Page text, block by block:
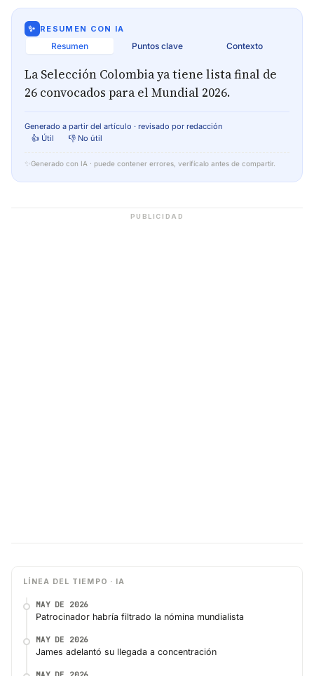
✨ RESUMEN CON IA
Resumen Puntos clave Contexto
La Selección Colombia ya tiene lista final de
26 convocados para el Mundial 2026.
Generado a partir del artículo · revisado por redacción
👍 Útil
👎 No útil
✨ Generado con IA · puede contener errores, verifícalo antes de compartir.
PUBLICIDAD
LÍNEA DEL TIEMPO · IA
MAY DE 2026
Patrocinador habría filtrado la nómina mundialista
MAY DE 2026
James adelantó su llegada a concentración